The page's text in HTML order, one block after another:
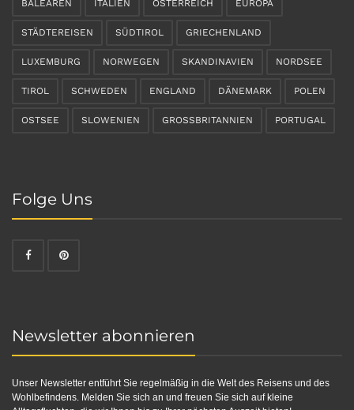
BALEAREN ITALIEN ÖSTERREICH EUROPA
STÄDTEREISEN SÜDTIROL GRIECHENLAND
LUXEMBURG NORWEGEN SKANDINAVIEN NORDSEE
TIROL SCHWEDEN ENGLAND DÄNEMARK POLEN
OSTSEE SLOWENIEN GROSSBRITANNIEN PORTUGAL
Folge Uns
Newsletter abonnieren
Unser Newsletter entführt Sie regelmäßig in die Welt des Reisens und des
Wohlbefindens. Melden Sie sich an und freuen Sie sich auf kleine